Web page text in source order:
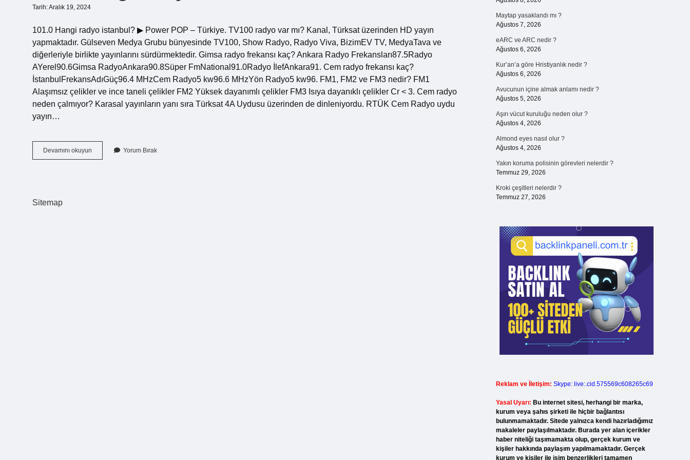
Tarih: Aralık 19, 2024
101.0 Hangi radyo istanbul? ▶ Power POP – Türkiye. TV100 radyo var mı? Kanal, Türksat üzerinden HD yayın
yapmaktadır. Gülseven Medya Grubu bünyesinde TV100, Show Radyo, Radyo Viva, BizimEV TV, MedyaTava ve
diğerleriyle birlikte yayınlarını sürdürmektedir. Gimsa radyo frekansı kaç? Ankara Radyo Frekansları87.5Radyo
AYerel90.6Gimsa RadyoAnkara90.8Süper FmNational91.0Radyo İlefAnkara91. Cem radyo frekansı kaç?
İstanbulFrekansAdıGüç96.4 MHzCem Radyo5 kw96.6 MHzYön Radyo5 kw96. FM1, FM2 ve FM3 nedir? FM1
Alaşımsız çelikler ve ince taneli çelikler FM2 Yüksek dayanımlı çelikler FM3 Isıya dayanıklı çelikler Cr < 3. Cem radyo
neden çalmıyor? Karasal yayınların yanı sıra Türksat 4A Uydusu üzerinden de dinleniyordu. RTÜK Cem Radyo uydu
yayın…
Devamını okuyun
Hangi
Yorum Bırak
Sitemap
Maytap yasaklandı mı ?
Ağustos 7, 2026
eARC ve ARC nedir ?
Ağustos 6, 2026
Kur’an’a göre Hristiyanlık nedir ?
Ağustos 6, 2026
Avucunun içine almak anlamı nedir ?
Ağustos 5, 2026
Aşırı vücut kuruluğu neden olur ?
Ağustos 4, 2026
Almond eyes nasıl olur ?
Ağustos 4, 2026
Yakın koruma polisinin görevleri nelerdir ?
Temmuz 29, 2026
Kroki çeşitleri nelerdir ?
Temmuz 27, 2026
Reklam ve İletişim: Skype: live:.cid.575569c608265c69
Yasal Uyarı: Bu internet sitesi, herhangi bir marka,
kurum veya şahıs şirketi ile hiçbir bağlantısı
bulunmamaktadır. Sitede yalnızca kendi hazırladığımız
makaleler paylaşılmaktadır. Burada yer alan içerikler
haber niteliği taşımamakta olup, gerçek kurum ve
kişiler hakkında paylaşım yapılmamaktadır. Gerçek
kurum ve kişiler ile isim benzerlikleri tamamen